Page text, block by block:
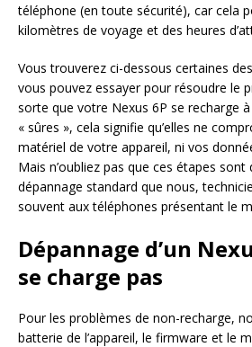
téléphone (en toute sécurité), car cela
kilomètres de voyage et des heures
Vous trouverez ci-dessous certaines
vous pouvez essayer pour résoudre le
sorte que votre Nexus 6P se recharge
« sûres », cela signifie qu’elles ne
matériel de votre appareil, ni vos
Mais n’oubliez pas que ces étapes
dépannage standard que nous,
souvent aux téléphones présentant le
Dépannage d’un
se charge pas
Pour les problèmes de non-recharge,
batterie de l’appareil, le firmware et le